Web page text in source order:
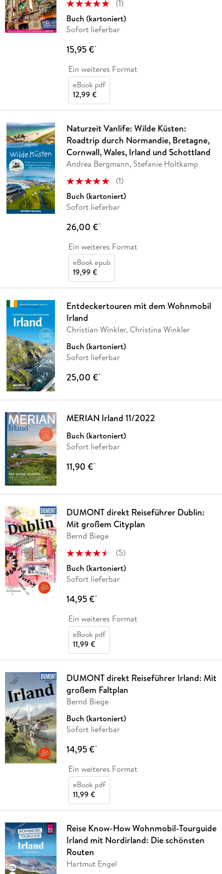
(1)
Buch (kartoniert)
Sofort lieferbar
15,95 €*
Ein weiteres Format
eBook pdf
12,99 €
Naturzeit Vanlife: Wilde Küsten:
Roadtrip durch Normandie, Bretagne,
Cornwall, Wales, Irland und Schottland
Andrea Bergmann, Stefanie Holtkamp
(1)
Buch (kartoniert)
Sofort lieferbar
26,00 €*
Ein weiteres Format
eBook epub
19,99 €
Entdeckertouren mit dem Wohnmobil
Irland
Christian Winkler, Christina Winkler
Buch (kartoniert)
Sofort lieferbar
25,00 €*
MERIAN Irland 11/2022
Buch (kartoniert)
Sofort lieferbar
11,90 €*
DUMONT direkt Reiseführer Dublin:
Mit großem Cityplan
Bernd Biege
(5)
Buch (kartoniert)
Sofort lieferbar
14,95 €*
Ein weiteres Format
eBook pdf
11,99 €
DUMONT direkt Reiseführer Irland: Mit
großem Faltplan
Bernd Biege
Buch (kartoniert)
Sofort lieferbar
14,95 €*
Ein weiteres Format
eBook pdf
11,99 €
Reise Know-How Wohnmobil-Tourguide
Irland mit Nordirland: Die schönsten
Routen
Hartmut Engel